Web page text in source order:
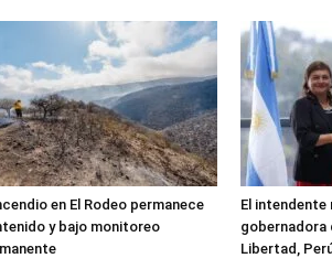
en El Rodeo permanece
y bajo monitoreo
El intendente
gobernadora
Libertad,